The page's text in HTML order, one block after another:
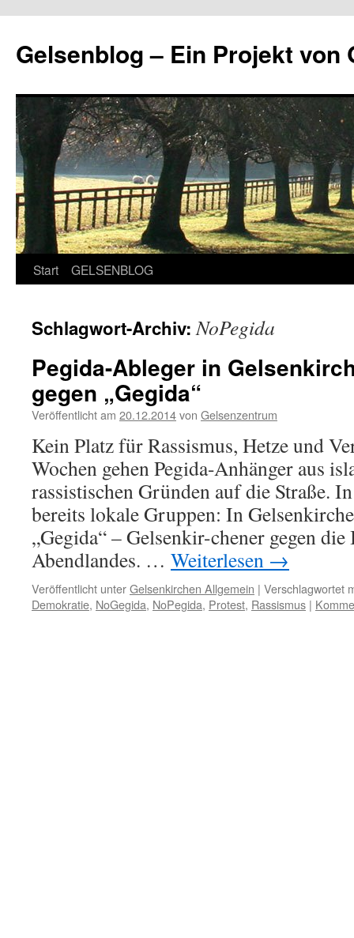
springen
Gelsenblog – Ein Projekt von
Start GELSENBLOG
Schlagwort-Archiv:NoPegida
Pegida-Ableger in
gegen „Gegida“
Veröffentlicht am 20.12.2014von Gelsenzentrum
Kein Platz für Rassismus, Hetze und
Wochen gehen Pegida-Anhänger aus
rassistischen Gründen auf die Straße.
bereits lokale Gruppen: In
„Gegida“ – Gelsenkir-chener gegen
Abendlandes. … Weiterlesen →
Veröffentlicht unterGelsenkirchen Allgemein | Verschlagwortet
Demokratie, NoGegida, NoPegida, Protest, Rassismus |